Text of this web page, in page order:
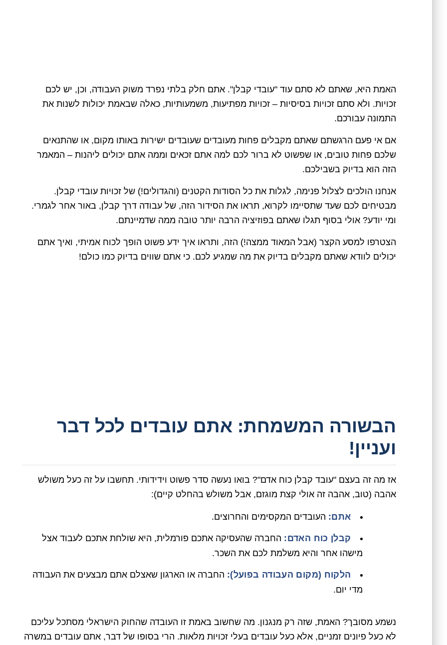
האמת היא, שאתם לא סתם עוד "עובדי קבלן". אתם חלק בלתי נפרד משוק העבודה, וכן, יש לכם
זכויות. ולא סתם זכויות בסיסיות – זכויות מפתיעות, משמעותיות, כאלה שבאמת יכולות לשנות את
התמונה עבורכם.
אם אי פעם הרגשתם שאתם מקבלים פחות מעובדים שעובדים ישירות באותו מקום, או שהתנאים
שלכם פחות טובים, או שפשוט לא ברור לכם למה אתם זכאים וממה אתם יכולים ליהנות – המאמר
הזה הוא בדיוק בשבילכם.
אנחנו הולכים לצלול פנימה, לגלות את כל הסודות הקטנים (והגדולים!) של זכויות עובדי קבלן.
מבטיחים לכם שעד שתסיימו לקרוא, תראו את הסידור הזה, של עבודה דרך קבלן, באור אחר לגמרי.
ומי יודע? אולי בסוף תגלו שאתם בפוזיציה הרבה יותר טובה ממה שדמיינתם.
הצטרפו למסע הקצר (אבל המאוד ממצה!) הזה, ותראו איך ידע פשוט הופך לכוח אמיתי, ואיך אתם
יכולים לוודא שאתם מקבלים בדיוק את מה שמגיע לכם. כי אתם שווים בדיוק כמו כולם!
הבשורה המשמחת: אתם עובדים לכל דבר
ועניין!
אז מה זה בעצם "עובד קבלן כוח אדם"? בואו נעשה סדר פשוט וידידותי. תחשבו על זה כעל משולש
אהבה (טוב, אהבה זה אולי קצת מוגזם, אבל משולש בהחלט קיים):
אתם: העובדים המקסימים והחרוצים.
קבלן כוח האדם: החברה שהעסיקה אתכם פורמלית, היא שולחת אתכם לעבוד אצל
מישהו אחר והיא משלמת לכם את השכר.
הלקוח (מקום העבודה בפועל): החברה או הארגון שאצלם אתם מבצעים את העבודה
מדי יום.
נשמע מסובך? האמת, שזה רק מנגנון. מה שחשוב באמת זו העובדה שהחוק הישראלי מסתכל עליכם
לא כעל פיונים זמניים, אלא כעל עובדים בעלי זכויות מלאות. הרי בסופו של דבר, אתם עובדים במשרה